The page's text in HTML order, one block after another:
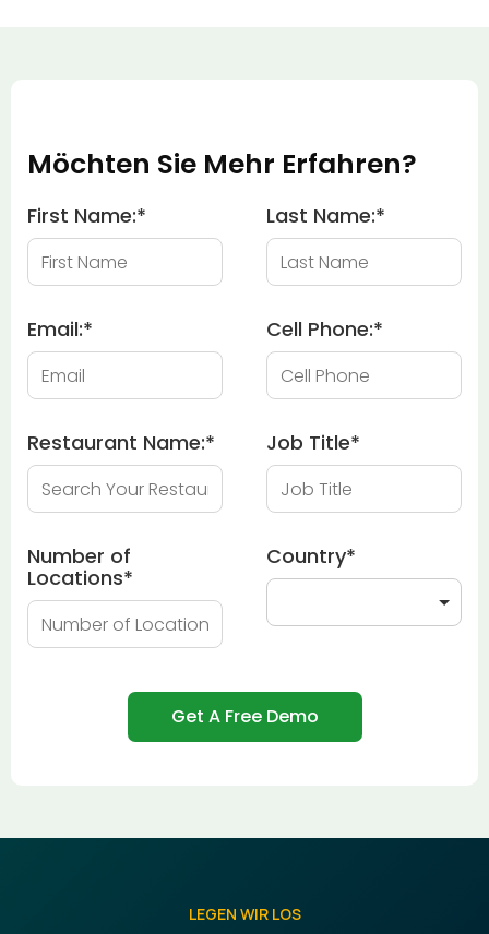
Möchten Sie Mehr Erfahren?
First Name:* Last Name:*
Email:* Cell Phone:*
Restaurant Name:* Job Title*
Number of
Locations*
Country*
LEGEN WIR LOS